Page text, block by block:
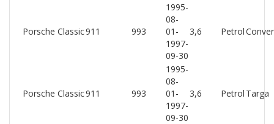
Porsche Classic911 993
1995-
08-
01-
1997-
09-30
3,6 Petrol
Porsche Classic911 993
1995-
08-
01-
1997-
09-30
3,6 Petrol Targa